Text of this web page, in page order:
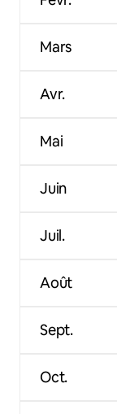
Mars
Avr.
Mai
Juin
Juil.
Août
Sept.
Oct.